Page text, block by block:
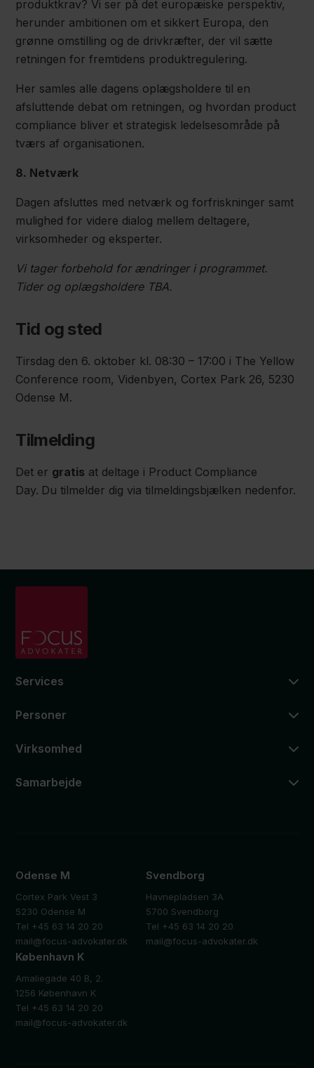
produktkrav? Vi ser på det europæiske perspektiv,
herunder ambitionen om et sikkert Europa, den
grønne omstilling og de drivkræfter, der vil sætte
retningen for fremtidens produktregulering.
Her samles alle dagens oplægsholdere til en
afsluttende debat om retningen, og hvordan product
compliance bliver et strategisk ledelsesområde på
tværs af organisationen.
8. Netværk
Dagen afsluttes med netværk og forfriskninger samt
mulighed for videre dialog mellem deltagere,
virksomheder og eksperter.
Vi tager forbehold for ændringer i programmet.
Tider og oplægsholdere TBA.
Tid og sted
Tirsdag den 6. oktober kl. 08:30 – 17:00 i The Yellow
Conference room, Videnbyen, Cortex Park 26, 5230
Odense M.
Tilmelding
Det er gratis at deltage i Product Compliance
Day. Du tilmelder dig via tilmeldingsbjælken nedenfor.
Services
Personer
Virksomhed
Samarbejde
Odense M
Cortex Park Vest 3
5230 Odense M
Tel +45 63 14 20 20
mail@focus-advokater.dk
Svendborg
Havnepladsen 3A
5700 Svendborg
Tel +45 63 14 20 20
mail@focus-advokater.dk
København K
Amaliegade 40 B, 2.
1256 København K
Tel +45 63 14 20 20
mail@focus-advokater.dk